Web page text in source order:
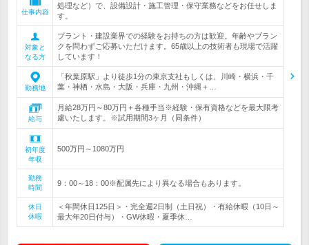
仕事内容
処理など）で、設備設計・施工管理・保守業務などをお任せしま
す。
対象と
なる方
プラント・建設業界での経験をお持ちの方は歓迎。年齢やブラン
クを問わずご応募いただけます。65歳以上の技術者も現場で活躍
しています！
勤務地
「秋葉原駅」より徒歩1分の東京支社もしくは、川崎・横浜・千
葉・神栖・水島・大阪・兵庫・九州・沖縄＋…
給与
月給28万円～80万円＋各種手当※経験・保有資格などを最大限考
慮いたします。※試用期間3ヶ月（同条件）
初年度
年収
500万円～1080万円
勤務
時間
9：00～18：00※配属先により異なる場合もあります。
休日
休暇
＜年間休日125日＞・完全週2日制（土日祝）・有給休暇（10日～
最大年20日付与）・GW休暇・夏季休…